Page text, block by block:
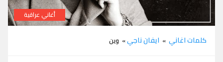
أغاني عراقية
كلمات اغاني » ايفان ناجي» وين